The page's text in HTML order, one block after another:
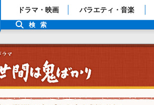
「TBSテレビ」トップページ
番組表
ドラマ・映画 バラエティ・音楽
検索